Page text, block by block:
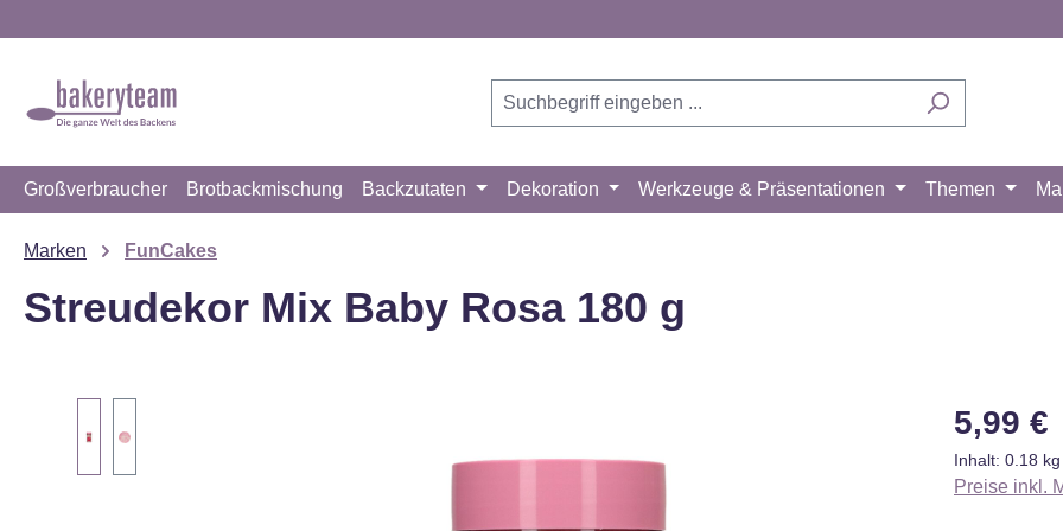
Großverbraucher Brotbackmischung Backzutaten Dekoration Werkzeuge & Präsentationen Themen
Marken FunCakes
Streudekor Mix Baby Rosa 180 g
Regulärer
5,99 €
Inhalt: 0.18 kg
Preise inkl.